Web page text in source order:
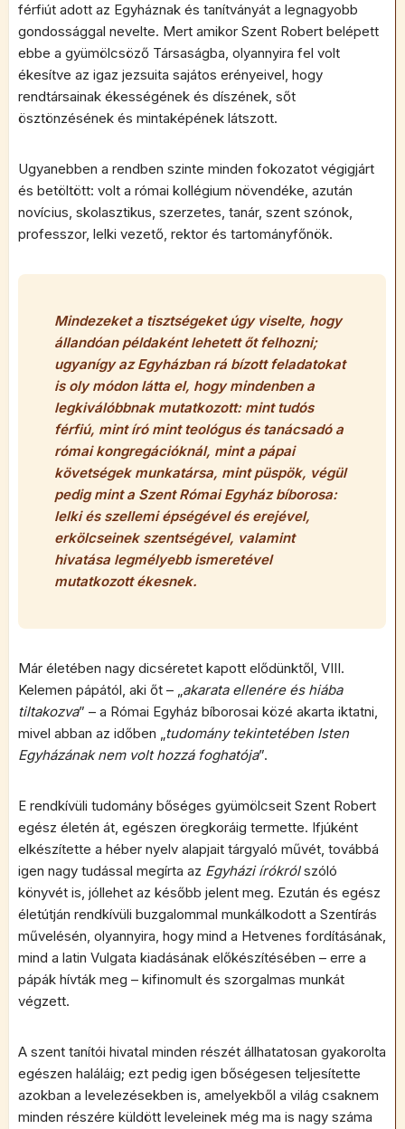
férfiút adott az Egyháznak és tanítványát a legnagyobb
gondossággal nevelte. Mert amikor Szent Robert belépett
ebbe a gyümölcsöző Társaságba, olyannyira fel volt
ékesítve az igaz jezsuita sajátos erényeivel, hogy
rendtársainak ékességének és díszének, sőt
ösztönzésének és mintaképének látszott.
Ugyanebben a rendben szinte minden fokozatot végigjárt
és betöltött: volt a római kollégium növendéke, azután
novícius, skolasztikus, szerzetes, tanár, szent szónok,
professzor, lelki vezető, rektor és tartományfőnök.
Mindezeket a tisztségeket úgy viselte, hogy
állandóan példaként lehetett őt felhozni;
ugyanígy az Egyházban rá bízott feladatokat
is oly módon látta el, hogy mindenben a
legkiválóbbnak mutatkozott: mint tudós
férfiú, mint író mint teológus és tanácsadó a
római kongregációknál, mint a pápai
követségek munkatársa, mint püspök, végül
pedig mint a Szent Római Egyház bíborosa:
lelki és szellemi épségével és erejével,
erkölcseinek szentségével, valamint
hivatása legmélyebb ismeretével
mutatkozott ékesnek.
Már életében nagy dicséretet kapott elődünktől, VIII.
Kelemen pápától, aki őt – „akarata ellenére és hiába
tiltakozva” – a Római Egyház bíborosai közé akarta iktatni,
mivel abban az időben „tudomány tekintetében Isten
Egyházának nem volt hozzá foghatója”.
E rendkívüli tudomány bőséges gyümölcseit Szent Robert
egész életén át, egészen öregkoráig termette. Ifjúként
elkészítette a héber nyelv alapjait tárgyaló művét, továbbá
igen nagy tudással megírta az Egyházi írókrólszóló
könyvét is, jóllehet az később jelent meg. Ezután és egész
életútján rendkívüli buzgalommal munkálkodott a Szentírás
művelésén, olyannyira, hogy mind a Hetvenes fordításának,
mind a latin Vulgata kiadásának előkészítésében – erre a
pápák hívták meg – kifinomult és szorgalmas munkát
végzett.
A szent tanítói hivatal minden részét állhatatosan gyakorolta
egészen haláláig; ezt pedig igen bőségesen teljesítette
azokban a levelezésekben is, amelyekből a világ csaknem
minden részére küldött leveleinek még ma is nagy száma